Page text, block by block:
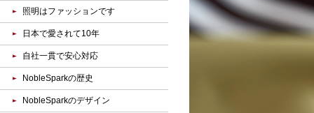
照明はファッションです
日本で愛されて10年
自社一貫で安心対応
NobleSparkの歴史
NobleSparkのデザイン